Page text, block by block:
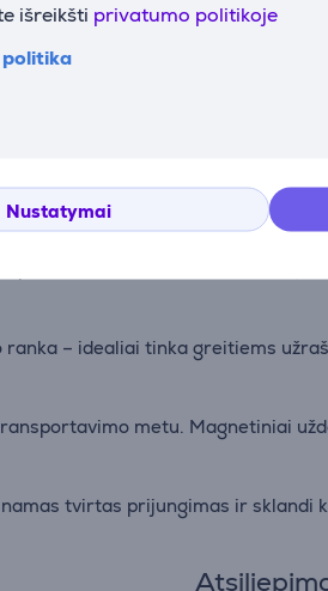
išreikšti privatumo politikoje
politika
Nustatymai
suteikia tvirtą ir jautrų
mygtukais išlaiko patogų
prisilietimų prie ekrano
ir iki 960 valandų
– idealiai tinka greitiems
metu. Magnetiniai
tvirtas prijungimas ir sklandi